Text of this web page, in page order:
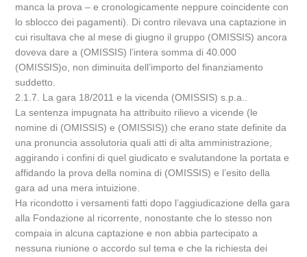
manca la prova – e cronologicamente neppure coincidente con
lo sblocco dei pagamenti). Di contro rilevava una captazione in
cui risultava che al mese di giugno il gruppo (OMISSIS) ancora
doveva dare a (OMISSIS) l’intera somma di 40.000
(OMISSIS)o, non diminuita dell’importo del finanziamento
suddetto.
2.1.7. La gara 18/2011 e la vicenda (OMISSIS) s.p.a..
La sentenza impugnata ha attribuito rilievo a vicende (le
nomine di (OMISSIS) e (OMISSIS)) che erano state definite da
una pronuncia assolutoria quali atti di alta amministrazione,
aggirando i confini di quel giudicato e svalutandone la portata e
affidando la prova della nomina di (OMISSIS) e l’esito della
gara ad una mera intuizione.
Ha ricondotto i versamenti fatti dopo l’aggiudicazione della gara
alla Fondazione al ricorrente, nonostante che lo stesso non
compaia in alcuna captazione e non abbia partecipato a
nessuna riunione o accordo sul tema e che la richiesta dei